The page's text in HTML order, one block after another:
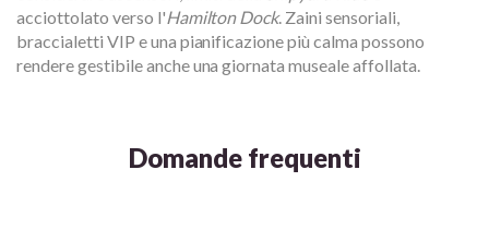
acciottolato verso l'Hamilton Dock. Zaini sensoriali,
braccialetti VIP e una pianificazione più calma possono
rendere gestibile anche una giornata museale affollata.
Domande frequenti